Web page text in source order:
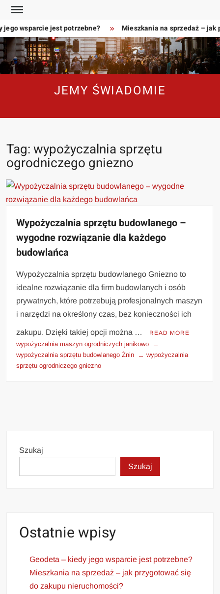
Skip
contentwsparcie jest potrzebne? Mieszkania na sprzedaż – jak
JEMY ŚWIADOMIE
Tag:wypożyczalnia sprzętu
ogrodniczego gniezno
Wypożyczalnia sprzętu budowlanego –
wygodne rozwiązanie dla każdego
budowlańca
Wypożyczalnia sprzętu budowlanego Gniezno to
idealne rozwiązanie dla firm budowlanych i osób
prywatnych, które potrzebują profesjonalnych maszyn
i narzędzi na określony czas, bez konieczności ich
zakupu. Dzięki takiej opcji można … READ MORE
wypożyczalnia maszyn ogrodniczych janikowo
wypożyczalnia sprzętu budowlanego Żnin
wypożyczalnia
sprzętu ogrodniczego gniezno
Szukaj
Szukaj
Ostatnie wpisy
Geodeta – kiedy jego wsparcie jest potrzebne?
Mieszkania na sprzedaż – jak przygotować się
do zakupu nieruchomości?